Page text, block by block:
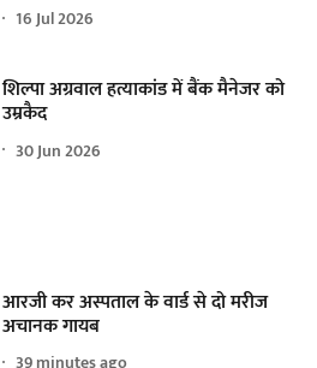
16 Jul 2026
शिल्पा अग्रवाल हत्याकांड में बैंक मैनेजर को
उम्रकैद
30 Jun 2026
आरजी कर अस्पताल के वार्ड से दो मरीज
अचानक गायब